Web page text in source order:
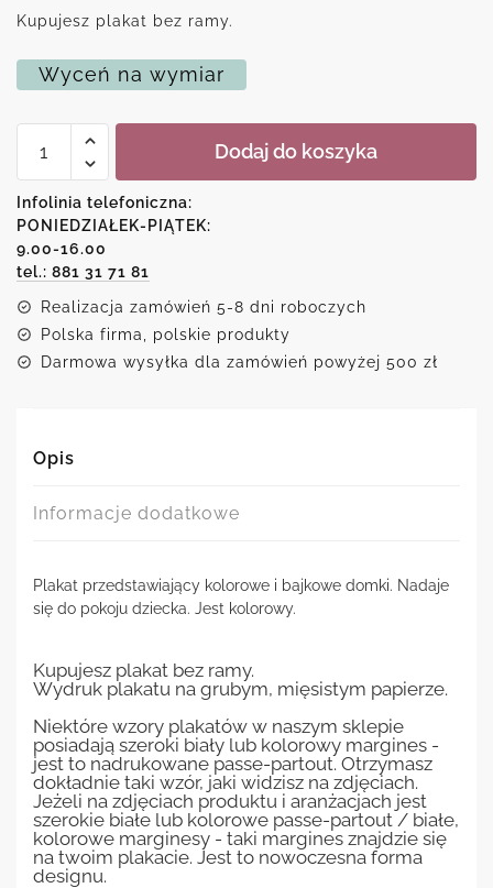
Kupujesz plakat bez ramy.
Wyceń na wymiar
Kolorowe
plakacie
dla
dziecka
Dodaj do koszyka
Infolinia telefoniczna:
PONIEDZIAŁEK-PIĄTEK:
9.00-16.00
tel.: 881 31 71 81
Realizacja zamówień 5-8 dni roboczych
Polska firma, polskie produkty
Darmowa wysyłka dla zamówień powyżej 500 zł
Opis
Informacje dodatkowe
Plakat przedstawiający kolorowe i bajkowe domki. Nadaje
się do pokoju dziecka. Jest kolorowy.
Kupujesz plakat bez ramy.
Wydruk plakatu na grubym, mięsistym papierze.
Niektóre wzory plakatów w naszym sklepie
posiadają szeroki biały lub kolorowy margines -
jest to nadrukowane passe-partout. Otrzymasz
dokładnie taki wzór, jaki widzisz na zdjęciach.
Jeżeli na zdjęciach produktu i aranżacjach jest
szerokie białe lub kolorowe passe-partout / białe,
kolorowe marginesy - taki margines znajdzie się
na twoim plakacie. Jest to nowoczesna forma
designu.